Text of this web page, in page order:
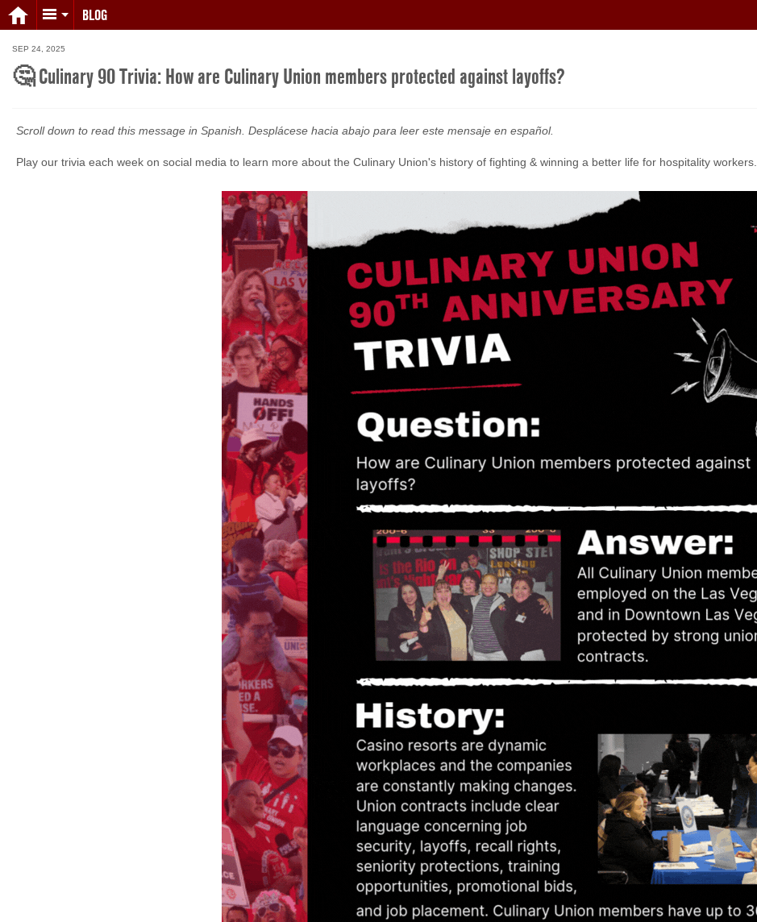
BLOG
SEP 24, 2025
🤔 Culinary 90 Trivia: How are Culinary Union members protected against layoffs?
Scroll down to read this message in Spanish. Desplácese hacia abajo para leer este mensaje en español.
Play our trivia each week on social media to learn more about the Culinary Union's history of fighting & winning a better life for hospitality workers.